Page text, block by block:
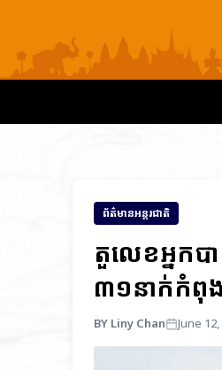
ព័ត៌មានអន្តរជាតិ
តួលេខអ្នក
៣១នាក់កំពុ​ង
BY Liny Chan June